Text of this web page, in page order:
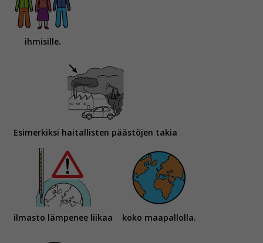
ihmisille.
Esimerkiksi haitallisten päästöjen takia
ilmasto lämpenee liikaa koko maapallolla.